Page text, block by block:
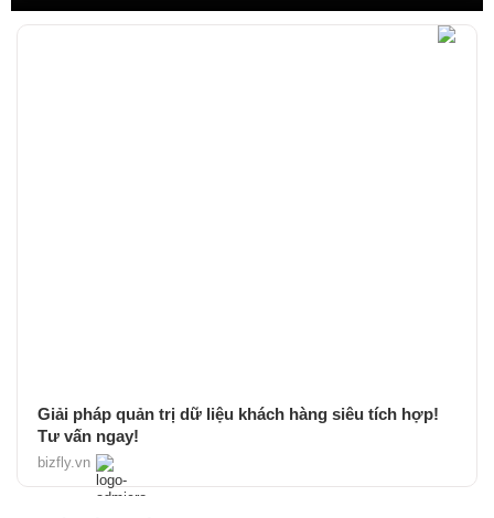
Giải pháp quản trị dữ liệu khách hàng siêu tích hợp!
Tư vấn ngay!
bizfly.vn